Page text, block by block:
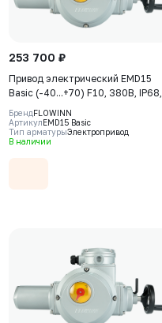
253 700 ₽
Привод электрический EMD15
Basic (-40...+70) F10, 380В, IP68,
S2-15min
БрендFLOWINN
АртикулEMD15 Basic
Тип арматурыЭлектропривод
В наличии